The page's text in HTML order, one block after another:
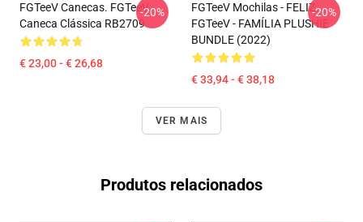
FGTeeV Canecas. FGTeeV
Caneca Clássica RB2709
€ 23,00 - € 26,68
-20%
FGTeeV Mochilas - FELIZ
FGTeeV - FAMÍLIA PLUSHIE
BUNDLE (2022)
€ 33,94 - € 38,18
-20%
VER MAIS
Produtos relacionados